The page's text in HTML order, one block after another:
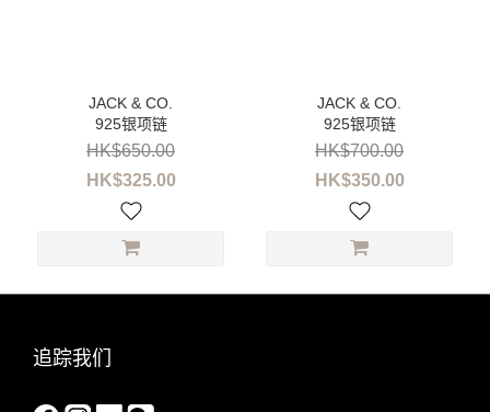
925银项链
HK$325.00
HK$650.00
925银项链
HK$350.00
HK$700.00
追踪我们